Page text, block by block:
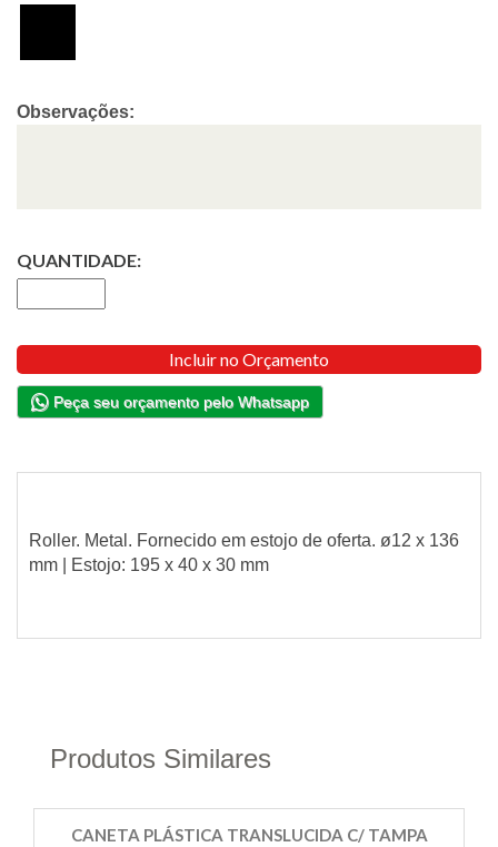
Observações:
QUANTIDADE:
Incluir no Orçamento
Peça seu orçamento pelo Whatsapp
Roller. Metal. Fornecido em estojo de oferta. ø12 x 136
mm | Estojo: 195 x 40 x 30 mm
Produtos Similares
CANETA PLÁSTICA TRANSLUCIDA C/ TAMPA